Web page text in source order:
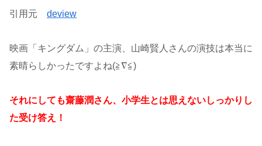
引用元 deview
映画「キングダム」の主演、山崎賢人さんの演技は本当に
素晴らしかったですよね(≧∇≦)
それにしても齋藤潤さん、小学生とは思えないしっかりし
た受け答え！